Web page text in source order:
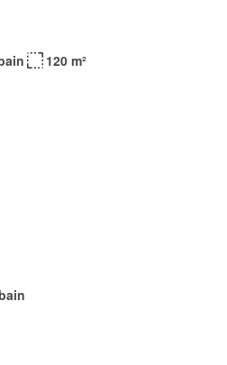
120 m²